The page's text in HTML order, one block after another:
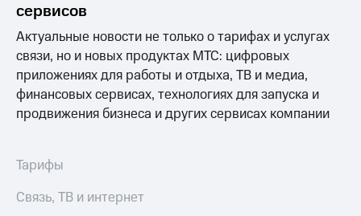
Тарифы
Интернет,
ТВ и телефон
для дома
Домашний
интернет
Мой
Акции
Видеонаблюдение
для дома
Premium
сервисов
Актуальные новости не только о тарифах и услугах
связи, но и новых продуктах МТС: цифровых
приложениях для работы и отдыха, ТВ и медиа,
финансовых сервисах, технологиях для запуска и
продвижения бизнеса и других сервисах компании
Тарифы
Связь, ТВ и интернет